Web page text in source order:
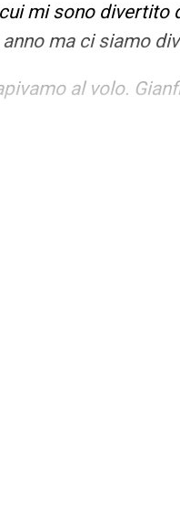
mi sono divertito
ma ci siamo
al volo.
aver salvato il